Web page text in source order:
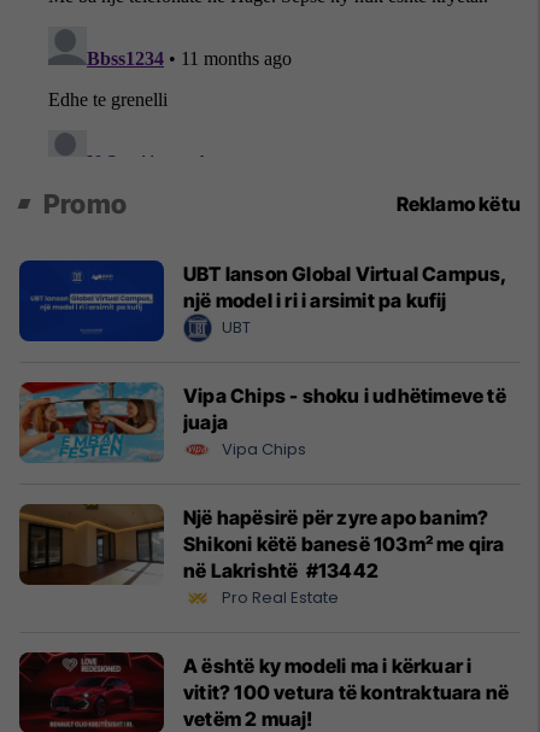
Promo Reklamo këtu
UBT lanson Global Virtual Campus,
një model i ri i arsimit pa kufij
UBT
Vipa Chips - shoku i udhëtimeve të
juaja
Vipa Chips
Një hapësirë për zyre apo banim?
Shikoni këtë banesë 103m² me qira
në Lakrishtë #13442
Pro Real Estate
A është ky modeli ma i kërkuar i
vitit? 100 vetura të kontraktuara në
vetëm 2 muaj!